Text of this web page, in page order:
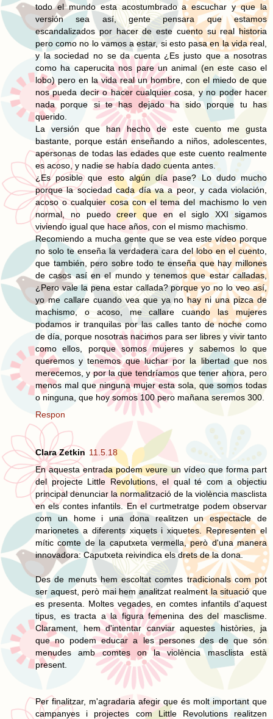
todo el mundo esta acostumbrado a escuchar y que la
versión sea así, gente pensara que estamos
escandalizados por hacer de este cuento su real historia
pero como no lo vamos a estar, si esto pasa en la vida real,
y la sociedad no se da cuenta ¿Es justo que a nosotras
como ha caperucita nos pare un animal (en este caso el
lobo) pero en la vida real un hombre, con el miedo de que
nos pueda decir o hacer cualquier cosa, y no poder hacer
nada porque si te has dejado ha sido porque tu has
querido.
La versión que han hecho de este cuento me gusta
bastante, porque están enseñando a niños, adolescentes,
apersonas de todas las edades que este cuento realmente
es acoso, y nadie se había dado cuenta antes.
¿Es posible que esto algún día pase? Lo dudo mucho
porque la sociedad cada día va a peor, y cada violación,
acoso o cualquier cosa con el tema del machismo lo ven
normal, no puedo creer que en el siglo XXI sigamos
viviendo igual que hace años, con el mismo machismo.
Recomiendo a mucha gente que se vea este vídeo porque
no solo te enseña la verdadera cara del lobo en el cuento,
que también, pero sobre todo te enseña que hay millones
de casos así en el mundo y tenemos que estar calladas,
¿Pero vale la pena estar callada? porque yo no lo veo así,
yo me callare cuando vea que ya no hay ni una pizca de
machismo, o acoso, me callare cuando las mujeres
podamos ir tranquilas por las calles tanto de noche como
de día, porque nosotras nacimos para ser libres y vivir tanto
como ellos, porque somos mujeres y sabemos lo que
queremos y tenemos que luchar por la libertad que nos
merecemos, y por la que tendríamos que tener ahora, pero
menos mal que ninguna mujer esta sola, que somos todas
o ninguna, que hoy somos 100 pero mañana seremos 300.
Respon
Clara Zetkin 11.5.18
En aquesta entrada podem veure un vídeo que forma part
del projecte Little Revolutions, el qual té com a objectiu
principal denunciar la normalització de la violència masclista
en els contes infantils. En el curtmetratge podem observar
com un home i una dona realitzen un espectacle de
marionetes a diferents xiquets i xiquetes. Representen el
mític comte de la caputxeta vermella, però d'una manera
innovadora: Caputxeta reivindica els drets de la dona.
Des de menuts hem escoltat comtes tradicionals com pot
ser aquest, però mai hem analitzat realment la situació que
es presenta. Moltes vegades, en comtes infantils d'aquest
tipus, es tracta a la figura femenina des del masclisme.
Clarament, hem d'intentar canviar aquestes històries, ja
que no podem educar a les persones des de que són
menudes amb comtes on la violència masclista està
present.
Per finalitzar, m'agradaria afegir que és molt important que
campanyes i projectes com Little Revolutions realitzen